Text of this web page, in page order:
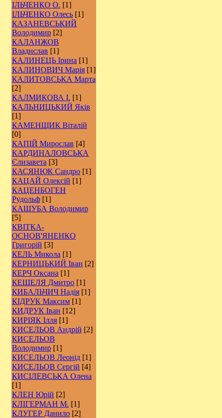
ІЛЬЧЕНКО О. [1]
ІЛЬЧЕНКО Олесь [1]
КАЗАНЕВСЬКИЙ
Володимир [2]
КАЛАНЖОВ
Владислав [1]
КАЛИНЕЦЬ Ірина [1]
КАЛИНОВИЧ Марія [1]
КАЛИТОВСЬКА Марта
[2]
КАЛМИКОВА І. [1]
КАЛЬНИЦЬКИЙ Яків
[1]
КАМЕНЩИК Віталій
[0]
КАПІЙ Мирослав [4]
КАРДИНАЛОВСЬКА
Єлизавета [3]
КАСЯНЮК Сандро [1]
КАЦАЙ Олексій [1]
КАЦЕНБОГЕН
Рудольф [1]
КАШУБА Володимир
[5]
КВІТКА-
ОСНОВ'ЯНЕНКО
Григорій [3]
КЕЛЬ Микола [1]
КЕРНИЦЬКИЙ Іван [2]
КЕРЧ Оксана [1]
КЕШЕЛЯ Дмитро [1]
КИБАЛЬЧИЧ Надія [1]
КІДРУК Максим [1]
КИДРУК Іван [12]
КИРІЯК Ілля [1]
КИСЕЛЬОВ Андрій [2]
КИСЕЛЬОВ
Володимир [1]
КИСЕЛЬОВ Леонід [1]
КИСЕЛЬОВ Сергій [4]
КИСІЛЕВСЬКА Олена
[1]
КЛЕН Юрій [2]
КЛІГЕРМАН М. [1]
КЛУГЕР Данило [2]